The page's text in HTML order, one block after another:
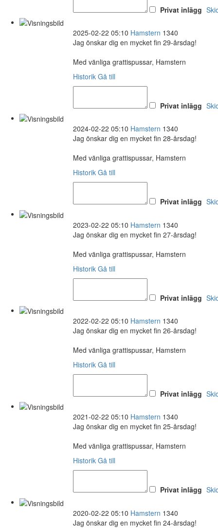
Privat inlägg
2025-02-22 05:10 Hamstern 1340
Jag önskar dig en mycket fin 29-årsdag!
Med vänliga grattispussar, Hamstern
Historik Gå till
Privat inlägg
2024-02-22 05:10 Hamstern 1340
Jag önskar dig en mycket fin 28-årsdag!
Med vänliga grattispussar, Hamstern
Historik Gå till
Privat inlägg
2023-02-22 05:10 Hamstern 1340
Jag önskar dig en mycket fin 27-årsdag!
Med vänliga grattispussar, Hamstern
Historik Gå till
Privat inlägg
2022-02-22 05:10 Hamstern 1340
Jag önskar dig en mycket fin 26-årsdag!
Med vänliga grattispussar, Hamstern
Historik Gå till
Privat inlägg
2021-02-22 05:10 Hamstern 1340
Jag önskar dig en mycket fin 25-årsdag!
Med vänliga grattispussar, Hamstern
Historik Gå till
Privat inlägg
2020-02-22 05:10 Hamstern 1340
Jag önskar dig en mycket fin 24-årsdag!